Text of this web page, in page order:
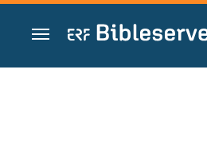
Перейти к содержанию